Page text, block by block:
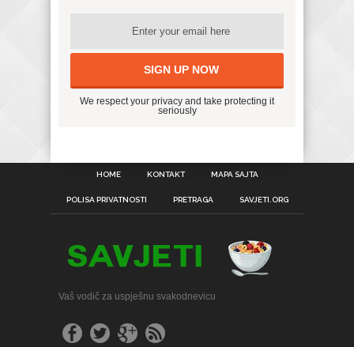
We respect your privacy and take protecting it
seriously
HOME KONTAKT MAPA SAJTA
POLISA PRIVATNOSTI PRETRAGA SAVJETI.ORG
Vaš vodič za uspješnu svakodnevicu